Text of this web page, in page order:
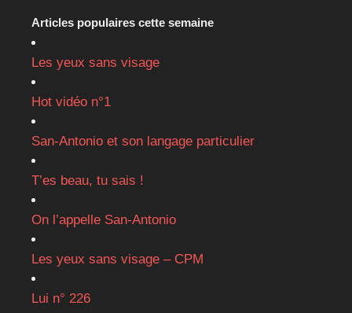
Articles populaires cette semaine
Les yeux sans visage
Hot vidéo n°1
San-Antonio et son langage particulier
T’es beau, tu sais !
On l’appelle San-Antonio
Les yeux sans visage – CPM
Lui n° 226